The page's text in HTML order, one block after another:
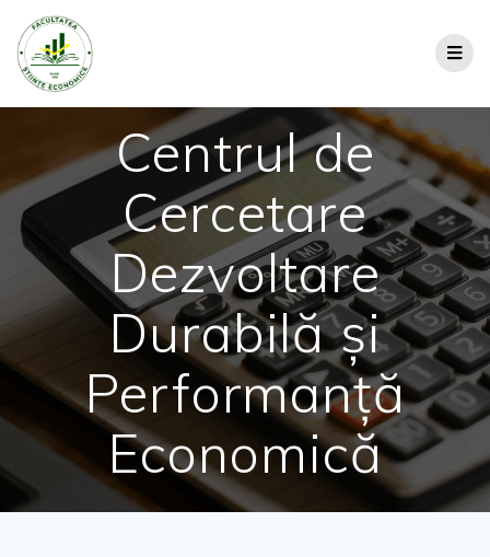
Centrul de
Cercetare
Dezvoltare
Durabilă și
Performanță
Economică